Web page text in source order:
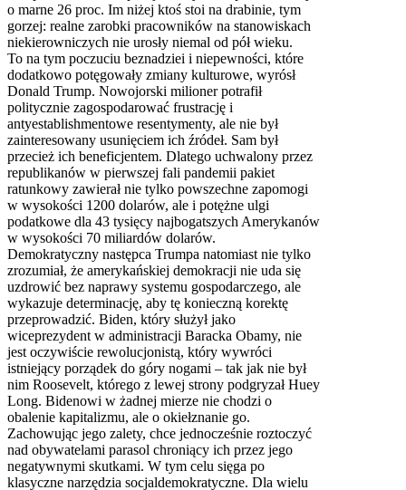
o marne 26 proc. Im niżej ktoś stoi na drabinie, tym
gorzej: realne zarobki pracowników na stanowiskach
niekierowniczych nie urosły niemal od pół wieku.
To na tym poczuciu beznadziei i niepewności, które
dodatkowo potęgowały zmiany kulturowe, wyrósł
Donald Trump. Nowojorski milioner potrafił
politycznie zagospodarować frustrację i
antyestablishmentowe resentymenty, ale nie był
zainteresowany usunięciem ich źródeł. Sam był
przecież ich beneficjentem. Dlatego uchwalony przez
republikanów w pierwszej fali pandemii pakiet
ratunkowy zawierał nie tylko powszechne zapomogi
w wysokości 1200 dolarów, ale i potężne ulgi
podatkowe dla 43 tysięcy najbogatszych Amerykanów
w wysokości 70 miliardów dolarów.
Demokratyczny następca Trumpa natomiast nie tylko
zrozumiał, że amerykańskiej demokracji nie uda się
uzdrowić bez naprawy systemu gospodarczego, ale
wykazuje determinację, aby tę konieczną korektę
przeprowadzić. Biden, który służył jako
wiceprezydent w administracji Baracka Obamy, nie
jest oczywiście rewolucjonistą, który wywróci
istniejący porządek do góry nogami – tak jak nie był
nim Roosevelt, którego z lewej strony podgryzał Huey
Long. Bidenowi w żadnej mierze nie chodzi o
obalenie kapitalizmu, ale o okiełznanie go.
Zachowując jego zalety, chce jednocześnie roztoczyć
nad obywatelami parasol chroniący ich przez jego
negatywnymi skutkami. W tym celu sięga po
klasyczne narzędzia socjaldemokratyczne. Dla wielu